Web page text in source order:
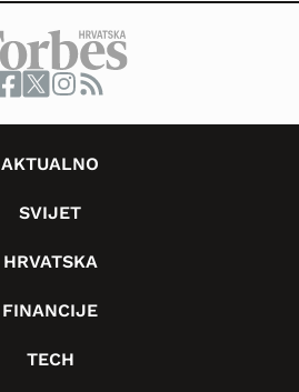
AKTUALNO
SVIJET
HRVATSKA
FINANCIJE
TECH